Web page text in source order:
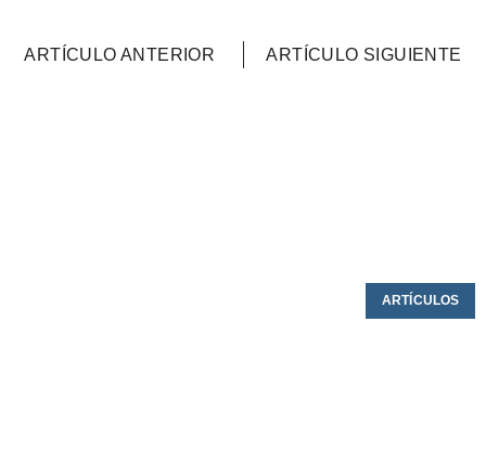
ARTÍCULO ANTERIOR ARTÍCULO SIGUIENTE
ARTÍCULOS